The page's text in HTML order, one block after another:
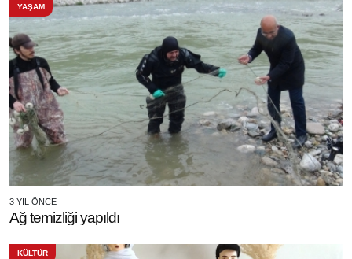
YAŞAM
3 YIL ÖNCE
Ağ temizliği yapıldı
KÜLTÜR